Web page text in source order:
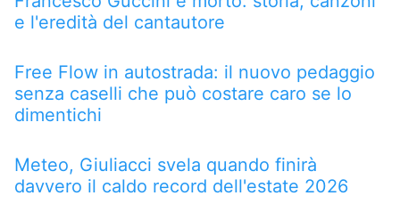
e l'eredità del cantautore
Free Flow in autostrada: il nuovo pedaggio
senza caselli che può costare caro se lo
dimentichi
Meteo, Giuliacci svela quando finirà
davvero il caldo record dell'estate 2026